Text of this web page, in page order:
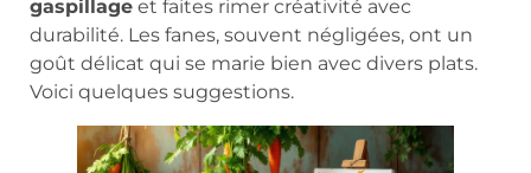
gaspillage et faites rimer créativité avec
durabilité. Les fanes, souvent négligées, ont un
goût délicat qui se marie bien avec divers plats.
Voici quelques suggestions.